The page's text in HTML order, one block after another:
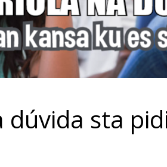
dúvida sta